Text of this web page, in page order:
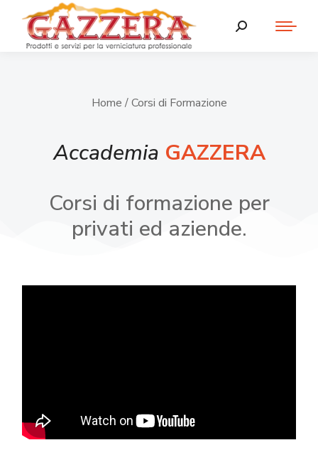
Home / Corsi di Formazione
Accademia GAZZERA
Corsi di formazione per
privati ed aziende.